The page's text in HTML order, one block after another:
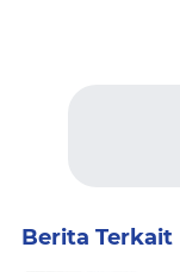
Berita Terkait